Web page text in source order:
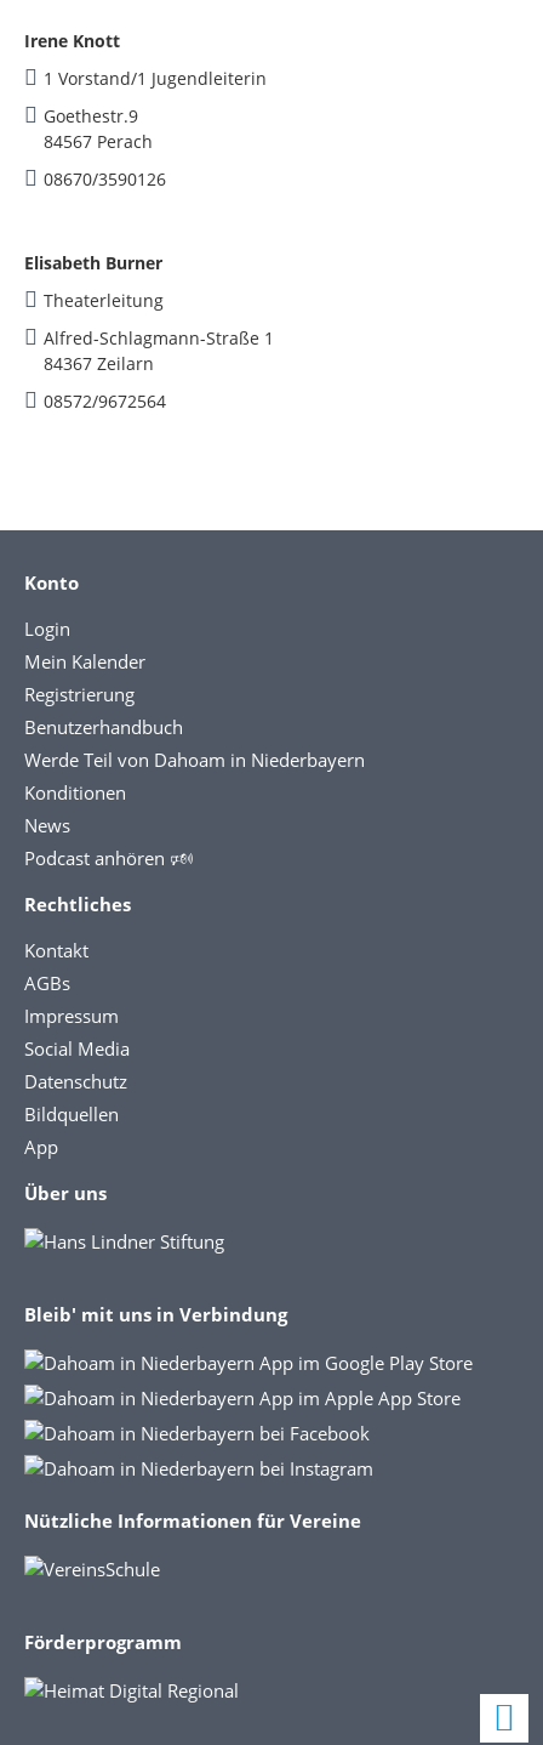
Irene Knott
1 Vorstand/1 Jugendleiterin
Goethestr.9
84567 Perach
08670/3590126
Elisabeth Burner
Theaterleitung
Alfred-Schlagmann-Straße 1
84367 Zeilarn
08572/9672564
Konto
Login
Mein Kalender
Registrierung
Benutzerhandbuch
Werde Teil von Dahoam in Niederbayern
Konditionen
News
Podcast anhören 🕬
Rechtliches
Kontakt
AGBs
Impressum
Social Media
Datenschutz
Bildquellen
App
Über uns
Bleib' mit uns in Verbindung
Nützliche Informationen für Vereine
Förderprogramm